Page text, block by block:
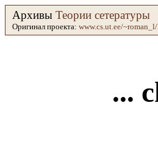
Архивы Теории сетературы
Оригинал проекта: www.cs.ut.ee/
...